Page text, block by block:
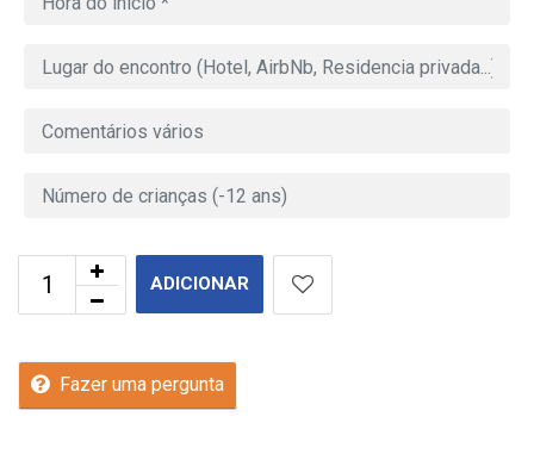
ADICIONAR
Fazer uma pergunta